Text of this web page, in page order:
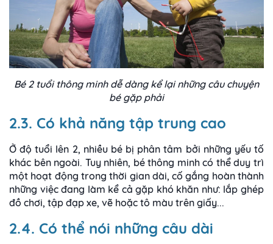
Bé 2 tuổi thông minh dễ dàng kể lại những câu chuyện
bé gặp phải
2.3. Có khả năng tập trung cao
Ở độ tuổi lên 2, nhiều bé bị phân tâm bởi những yếu tố
khác bên ngoài. Tuy nhiên, bé thông minh có thể duy trì
một hoạt động trong thời gian dài, cố gắng hoàn thành
những việc đang làm kể cả gặp khó khăn như: lắp ghép
đồ chơi, tập đạp xe, vẽ hoặc tô màu trên giấy...
2.4. Có thể nói những câu dài